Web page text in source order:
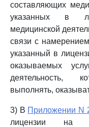
составляющих
указанных в
медицинской
связи с
указанный в
оказываемых
деятельность,
выполнять,
3) В Приложении N
лицензии на